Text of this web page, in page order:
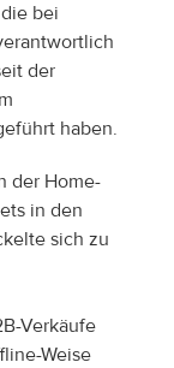
bei
der
haben.
der Home-
in den
sich zu
Verkäufe
Weise